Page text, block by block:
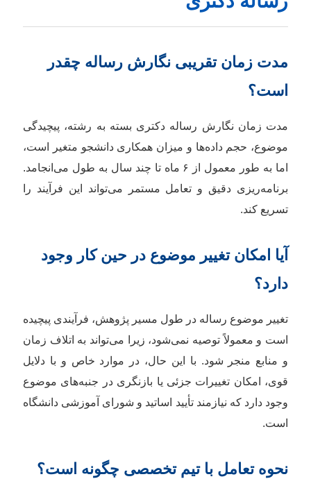
مدت زمان تقریبی نگارش رساله چقدر
است؟
مدت زمان نگارش رساله دکتری بسته به رشته، پیچیدگی
موضوع، حجم داده‌ها و میزان همکاری دانشجو متغیر است،
اما به طور معمول از ۶ ماه تا چند سال به طول می‌انجامد.
برنامه‌ریزی دقیق و تعامل مستمر می‌تواند این فرآیند را
تسریع کند.
آیا امکان تغییر موضوع در حین کار وجود
دارد؟
تغییر موضوع رساله در طول مسیر پژوهش، فرآیندی پیچیده
است و معمولاً توصیه نمی‌شود، زیرا می‌تواند به اتلاف زمان
و منابع منجر شود. با این حال، در موارد خاص و با دلایل
قوی، امکان تغییرات جزئی یا بازنگری در جنبه‌های موضوع
وجود دارد که نیازمند تأیید اساتید و شورای آموزشی دانشگاه
است.
نحوه تعامل با تیم تخصصی چگونه است؟